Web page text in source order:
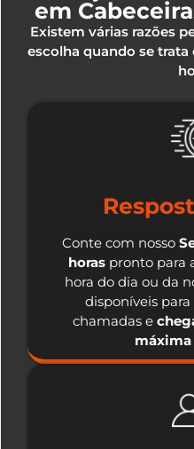
em
Existem várias razões
escolha quando se
Conte com nosso
horas pronto para
hora do dia ou da
disponíveis
chamadas e